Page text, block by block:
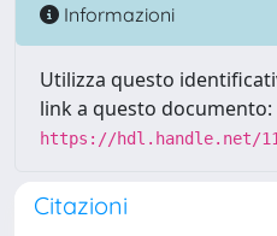
Informazioni
Utilizza questo
link a questo documento:
https://hdl.handle.net/
Citazioni